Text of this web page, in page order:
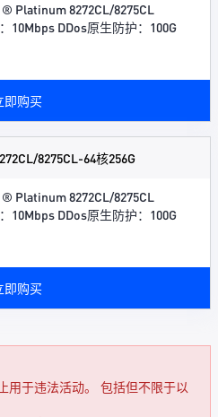
Platinum 8272CL/8275CL
10Mbps DDos原生防护：100G
即购买
8275CL-64核256G
Platinum 8272CL/8275CL
10Mbps DDos原生防护：100G
即购买
用于违法活动。 包括但不限于以